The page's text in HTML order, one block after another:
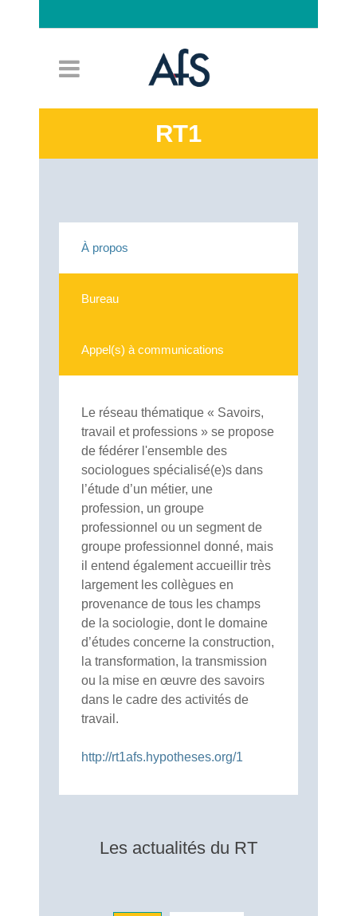
RT1
À propos
Bureau
Appel(s) à communications
Le réseau thématique « Savoirs,
travail et professions » se propose
de fédérer l'ensemble des
sociologues spécialisé(e)s dans
l’étude d’un métier, une
profession, un groupe
professionnel ou un segment de
groupe professionnel donné, mais
il entend également accueillir très
largement les collègues en
provenance de tous les champs
de la sociologie, dont le domaine
d’études concerne la construction,
la transformation, la transmission
ou la mise en œuvre des savoirs
dans le cadre des activités de
travail.
http://rt1afs.hypotheses.org/1
Les actualités du RT